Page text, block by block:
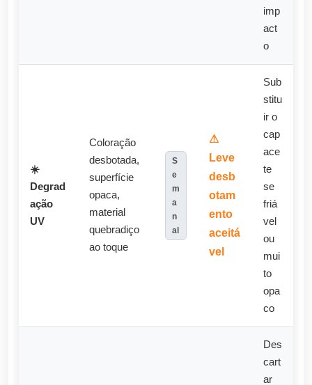
imp
act
o
☀️
Degrad
ação
UV
Coloração
desbotada,
superfície
opaca,
material
quebradiço
ao toque
S
e
m
a
n
al
⚠
Leve
desb
otam
ento
aceitá
vel
Sub
stitu
ir o
cap
ace
te
se
friá
vel
ou
mui
to
opa
co
Des
cart
ar